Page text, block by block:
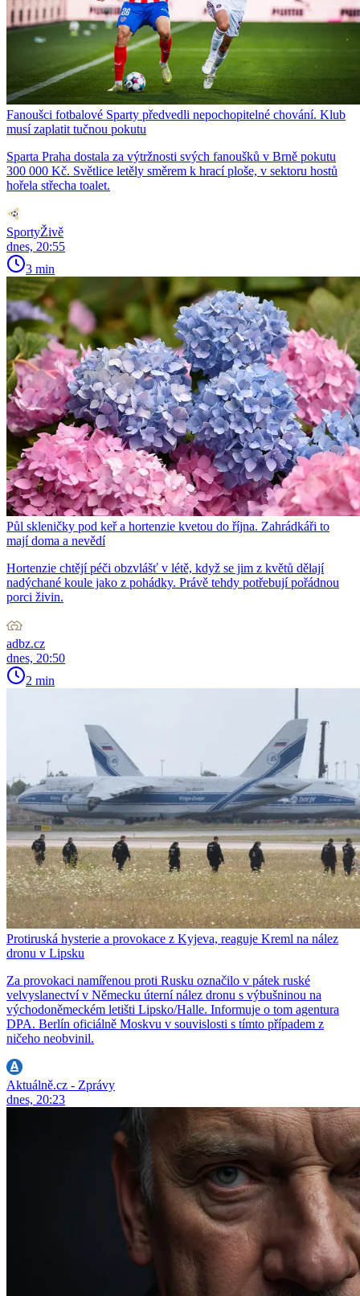
Fanoušci fotbalové Sparty předvedli nepochopitelné chování. Klub
musí zaplatit tučnou pokutu
Sparta Praha dostala za výtržnosti svých fanoušků v Brně pokutu
300 000 Kč. Světlice letěly směrem k hrací ploše, v sektoru hostů
hořela střecha toalet.
SportyŽivě
dnes, 20:55
3 min
Půl skleničky pod keř a hortenzie kvetou do října. Zahrádkáři to
mají doma a nevědí
Hortenzie chtějí péči obzvlášť v létě, když se jim z květů dělají
nadýchané koule jako z pohádky. Právě tehdy potřebují pořádnou
porci živin.
adbz.cz
dnes, 20:50
2 min
Protiruská hysterie a provokace z Kyjeva, reaguje Kreml na nález
dronu v Lipsku
Za provokaci namířenou proti Rusku označilo v pátek ruské
velvyslanectví v Německu úterní nález dronu s výbušninou na
východoněmeckém letišti Lipsko/Halle. Informuje o tom agentura
DPA. Berlín oficiálně Moskvu v souvislosti s tímto případem z
ničeho neobvinil.
Aktuálně.cz - Zprávy
dnes, 20:23